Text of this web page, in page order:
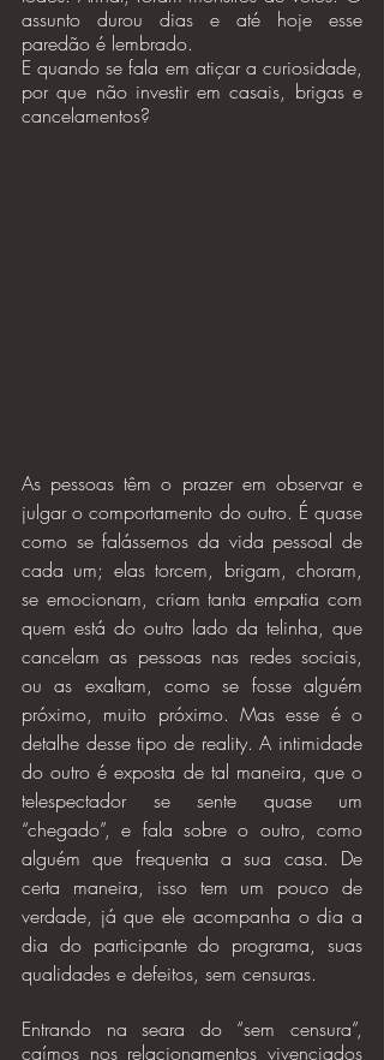
assunto durou dias e até hoje esse
paredão é lembrado.
E quando se fala em atiçar a curiosidade,
por que não investir em casais, brigas e
cancelamentos?
As pessoas têm o prazer em observar e
julgar o comportamento do outro. É quase
como se falássemos da vida pessoal de
cada um; elas torcem, brigam, choram,
se emocionam, criam tanta empatia com
quem está do outro lado da telinha, que
cancelam as pessoas nas redes sociais,
ou as exaltam, como se fosse alguém
próximo, muito próximo. Mas esse é o
detalhe desse tipo de reality. A intimidade
do outro é exposta de tal maneira, que o
telespectador se sente quase um
“chegado”, e fala sobre o outro, como
alguém que frequenta a sua casa. De
certa maneira, isso tem um pouco de
verdade, já que ele acompanha o dia a
dia do participante do programa, suas
qualidades e defeitos, sem censuras.
Entrando na seara do “sem censura”,
caímos nos relacionamentos vivenciados